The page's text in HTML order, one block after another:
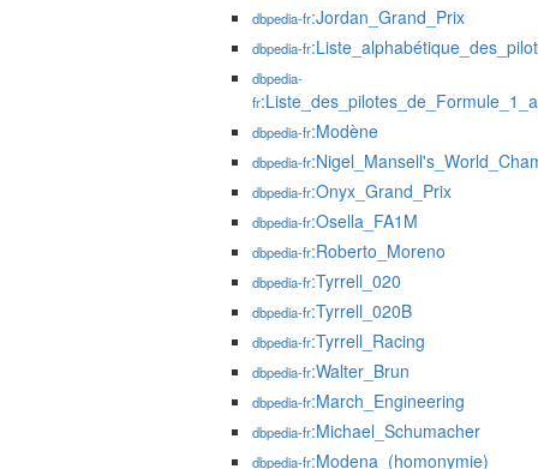
dbpedia-fr:Jordan_Grand_Prix
dbpedia-fr
dbpedia-
fr
dbpedia-fr:Modène
dbpedia-fr
dbpedia-fr:Onyx_Grand_Prix
dbpedia-fr:Osella_FA1M
dbpedia-fr:Roberto_Moreno
dbpedia-fr:Tyrrell_020
dbpedia-fr:Tyrrell_020B
dbpedia-fr:Tyrrell_Racing
dbpedia-fr:Walter_Brun
dbpedia-fr:March_Engineering
dbpedia-fr:Michael_Schumacher
dbpedia-fr:Modena_(homonymie)